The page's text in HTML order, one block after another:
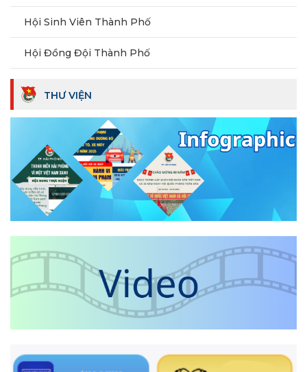
Hội Sinh Viên Thành Phố
Hội Đồng Đội Thành Phố
THƯ VIỆN